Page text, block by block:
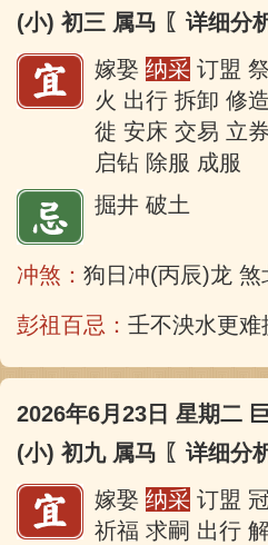
(小) 初三 属马 〖详细分
嫁娶 纳采 订盟
火 出行 拆卸 修
徙 安床 交易 立
启钻 除服 成服
掘井 破土
冲煞： 狗日冲(丙辰)龙 煞
彭祖百忌： 壬不泱水更难
2026年6月23日 星期二
(小) 初九 属马 〖详细分
嫁娶 纳采 订盟
祈福 求嗣 出行